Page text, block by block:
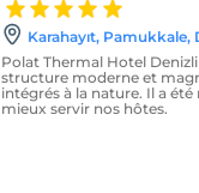
Karahayıt, Pamukkale,
Polat Thermal Hotel
structure moderne et
intégrés à la nature. Il a
mieux servir nos hôtes.